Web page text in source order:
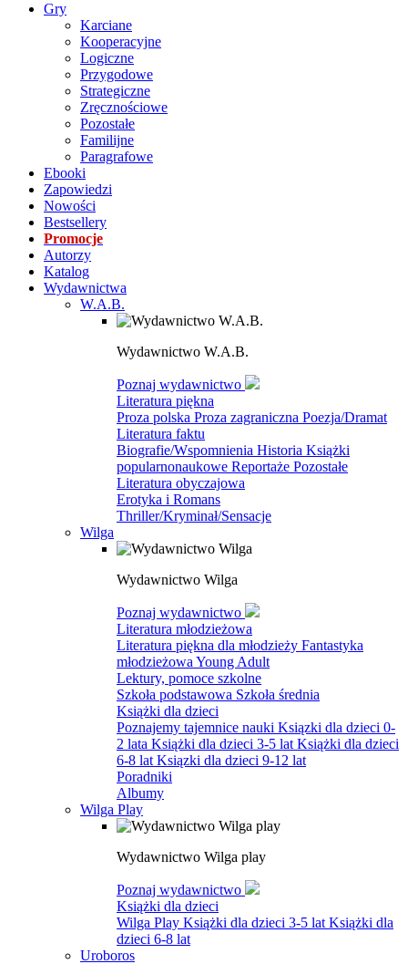
Gry
Karciane
Kooperacyjne
Logiczne
Przygodowe
Strategiczne
Zręcznościowe
Pozostałe
Familijne
Paragrafowe
Ebooki
Zapowiedzi
Nowości
Bestsellery
Promocje
Autorzy
Katalog
Wydawnictwa
W.A.B.
Wydawnictwo W.A.B.
Poznaj wydawnictwo
Literatura piękna
Proza polska Proza zagraniczna Poezja/Dramat
Literatura faktu
Biografie/Wspomnienia Historia Książki
popularnonaukowe Reportaże Pozostałe
Literatura obyczajowa
Erotyka i Romans
Thriller/Kryminał/Sensacje
Wilga
Wydawnictwo Wilga
Poznaj wydawnictwo
Literatura młodzieżowa
Literatura piękna dla młodzieży Fantastyka
młodzieżowa Young Adult
Lektury, pomoce szkolne
Szkoła podstawowa Szkoła średnia
Książki dla dzieci
Poznajemy tajemnice nauki Ksiązki dla dzieci 0-
2 lata Książki dla dzieci 3-5 lat Książki dla dzieci
6-8 lat Ksiązki dla dzieci 9-12 lat
Poradniki
Albumy
Wilga Play
Wydawnictwo Wilga play
Poznaj wydawnictwo
Książki dla dzieci
Wilga Play Książki dla dzieci 3-5 lat Książki dla
dzieci 6-8 lat
Uroboros